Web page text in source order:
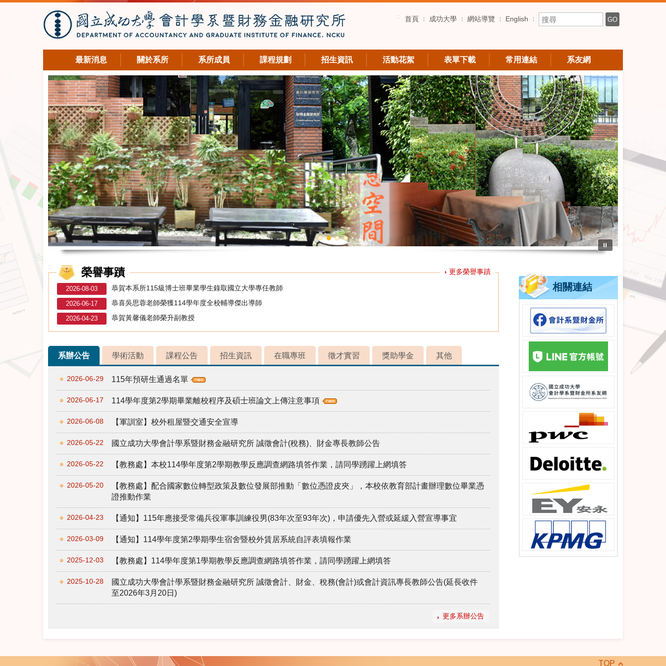
::: 首頁 成功大學 網站導覽 English 搜尋關鍵字 GO
最新消息 關於系所 系所成員 課程規劃 招生資訊 活動花絮 表單下載 常用連結 系友網
⏸
::: 榮譽事蹟 更多榮譽事蹟
2026-08-03 恭賀本系所115級博士班畢業學生錄取國立大學專任教師
2026-06-17 恭喜吳思蓉老師榮獲114學年度全校輔導傑出導師
2026-04-23 恭賀黃馨儀老師榮升副教授
系辦公告 學術活動 課程公告 招生資訊 在職專班 徵才實習 獎助學金 其他
2026-06-29 115年預研生通過名單
2026-06-17 114學年度第2學期畢業離校程序及碩士班論文上傳注意事項
2026-06-08 【軍訓室】校外租屋暨交通安全宣導
2026-05-22 國立成功大學會計學系暨財務金融研究所 誠徵會計(稅務)、財金專長教師公告
2026-05-22 【教務處】本校114學年度第2學期教學反應調查網路填答作業，請同學踴躍上網填答
2026-05-20
【教務處】配合國家數位轉型政策及數位發展部推動「數位憑證皮夾」，本校依教育部計畫辦理數位畢業憑
證推動作業
2026-04-23 【通知】115年應接受常備兵役軍事訓練役男(83年次至93年次)，申請優先入營或延緩入營宣導事宜
2026-03-09 【通知】114學年度第2學期學生宿舍暨校外賃居系統自評表填報作業
2025-12-03 【教務處】114學年度第1學期教學反應調查網路填答作業，請同學踴躍上網填答
2025-10-28
國立成功大學會計學系暨財務金融研究所 誠徵會計、財金、稅務(會計)或會計資訊專長教師公告(延長收件
至2026年3月20日)
更多系辦公告
相關連結
TOP